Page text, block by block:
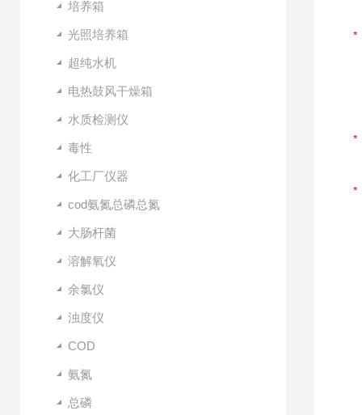
培养箱
光照培养箱
超纯水机
电热鼓风干燥箱
水质检测仪
毒性
化工厂仪器
cod氨氮总磷总氮
大肠杆菌
溶解氧仪
余氯仪
浊度仪
COD
氨氮
总磷